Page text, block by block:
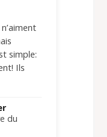
simple:
Ils
du